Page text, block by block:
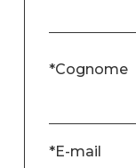
*Cognome
*E-mail